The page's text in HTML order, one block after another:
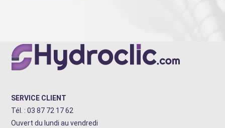
SERVICE CLIENT
Tél. : 03 87 72 17 62
Ouvert du lundi au vendredi